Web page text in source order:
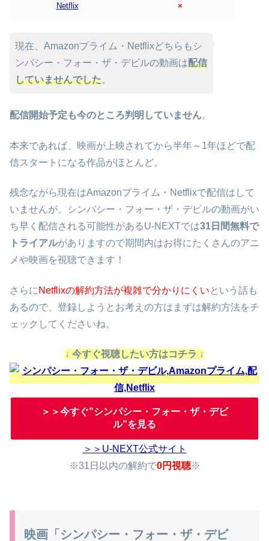
Netflix ×
現在、Amazonプライム・Netflixどちらもシ
ンパシー・フォー・ザ・デビルの動画は配信
していませんでした。
配信開始予定も今のところ判明していません。
本来であれば、映画が上映されてから半年～1年ほどで配
信スタートになる作品がほとんど。
残念ながら現在はAmazonプライム・Netflixで配信はして
いませんが、シンパシー・フォー・ザ・デビルの動画がい
ち早く配信される可能性があるU-NEXTでは31日間無料で
トライアルがありますので期間内はお得にたくさんのアニ
メや映画を視聴できます！
さらに Netflixの解約方法が複雑で分かりにくい という話も
あるので、登録しようとお考えの方はまずは解約方法をチ
ェックしてくださいね。
↓ 今すぐ視聴したい方はコチラ ↓
＞＞今すぐ”シンパシー・フォー・ザ・デビ
ル”を見る
＞＞U-NEXT公式サイト
※31日以内の解約で0円視聴※
映画「シンパシー・フォー・ザ・デビ